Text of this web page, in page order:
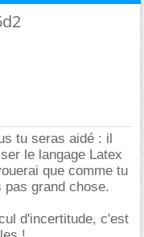
tu seras aidé : il
le langage Latex
que comme tu
grand chose.
d'incertitude, c'est